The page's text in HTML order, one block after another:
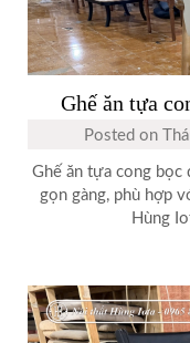
Ghế ăn tựa
Posted on
Ghế ăn tựa cong bọc
gọn gàng, phù hợp
Hùng